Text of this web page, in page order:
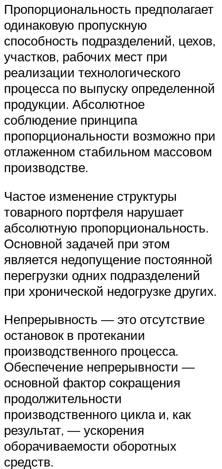
Пропорциональность предполагает
одинаковую пропускную
способность подразделений, цехов,
участков, рабочих мест при
реализации технологического
процесса по выпуску определенной
продукции. Абсолютное
соблюдение принципа
пропорциональности возможно при
отлаженном стабильном массовом
производстве.
Частое изменение структуры
товарного портфеля нарушает
абсолютную пропорциональность.
Основной задачей при этом
является недопущение постоянной
перегрузки одних подразделений
при хронической недогрузке других.
Непрерывность — это отсутствие
остановок в протекании
производственного процесса.
Обеспечение непрерывности —
основной фактор сокращения
продолжительности
производственного цикла и, как
результат, — ускорения
оборачиваемости оборотных
средств.